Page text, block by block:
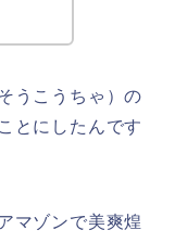
うこうちゃ）の
とにしたんです
マゾンで美爽煌